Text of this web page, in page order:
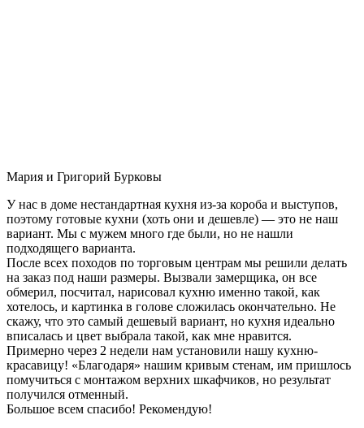
Мария и Григорий Бурковы
У нас в доме нестандартная кухня из-за короба и выступов,
поэтому готовые кухни (хоть они и дешевле) — это не наш
вариант. Мы с мужем много где были, но не нашли
подходящего варианта.
После всех походов по торговым центрам мы решили делать
на заказ под наши размеры. Вызвали замерщика, он все
обмерил, посчитал, нарисовал кухню именно такой, как
хотелось, и картинка в голове сложилась окончательно. Не
скажу, что это самый дешевый вариант, но кухня идеально
вписалась и цвет выбрала такой, как мне нравится.
Примерно через 2 недели нам установили нашу кухню-
красавицу! «Благодаря» нашим кривым стенам, им пришлось
помучиться с монтажом верхних шкафчиков, но результат
получился отменный.
Большое всем спасибо! Рекомендую!